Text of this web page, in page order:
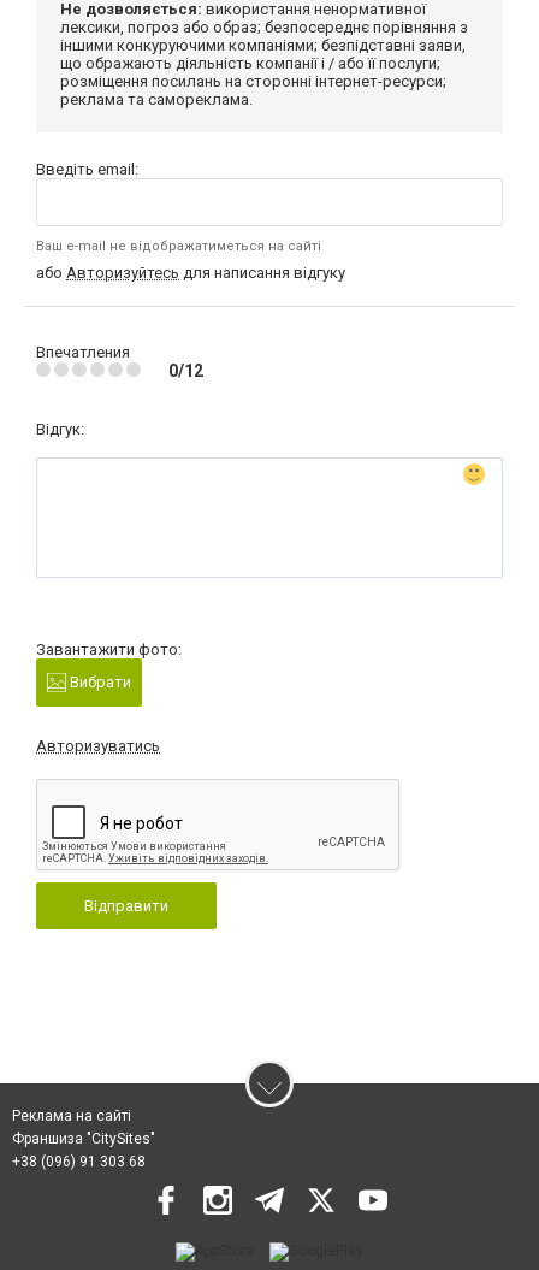
Не дозволяється: використання ненормативної
лексики, погроз або образ; безпосереднє порівняння з
іншими конкуруючими компаніями; безпідставні заяви,
що ображають діяльність компанії і / або її послуги;
розміщення посилань на сторонні інтернет-ресурси;
реклама та самореклама.
Введіть email:
Ваш e-mail не відображатиметься на сайті
або Авторизуйтесь для написання відгуку
Впечатления
0/12
Відгук:
Завантажити фото:
Вибрати
Авторизуватись
Відправити
Реклама на сайті
Франшиза "CitySites"
+38 (096) 91 303 68